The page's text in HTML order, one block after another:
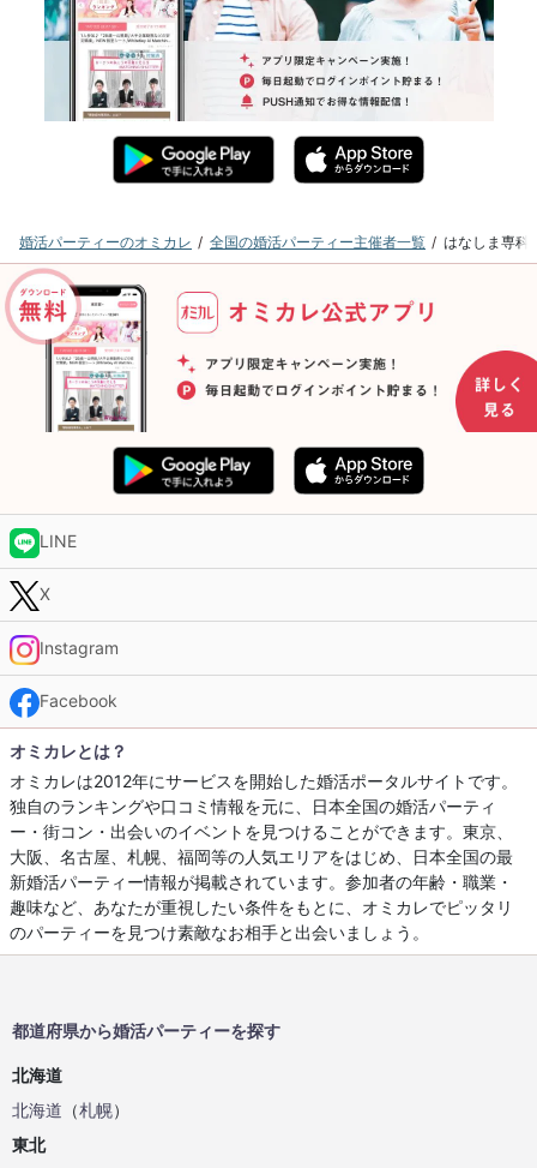
婚活パーティーのオミカレ 全国の婚活パーティー主催者一覧 はなしま専科
LINE
X
Instagram
Facebook
オミカレとは？
オミカレは2012年にサービスを開始した婚活ポータルサイトです。
独自のランキングや口コミ情報を元に、日本全国の婚活パーティ
ー・街コン・出会いのイベントを見つけることができます。東京、
大阪、名古屋、札幌、福岡等の人気エリアをはじめ、日本全国の最
新婚活パーティー情報が掲載されています。参加者の年齢・職業・
趣味など、あなたが重視したい条件をもとに、オミカレでピッタリ
のパーティーを見つけ素敵なお相手と出会いましょう。
都道府県から婚活パーティーを探す
北海道
北海道 （札幌）
東北